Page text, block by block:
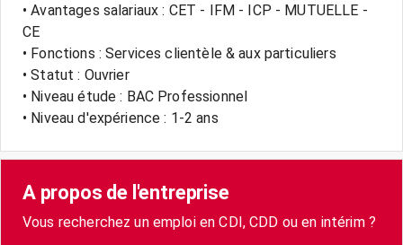
• Avantages salariaux : CET - IFM - ICP - MUTUELLE -
CE
• Fonctions : Services clientèle & aux particuliers
• Statut : Ouvrier
• Niveau étude : BAC Professionnel
• Niveau d'expérience : 1-2 ans
A propos de l'entreprise
Vous recherchez un emploi en CDI, CDD ou en intérim ?